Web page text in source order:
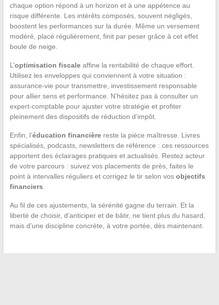
chaque option répond à un horizon et à une appétence au
risque différente. Les intérêts composés, souvent négligés,
boostent les performances sur la durée. Même un versement
modéré, placé régulièrement, finit par peser grâce à cet effet
boule de neige.
L’optimisation fiscaleaffine la rentabilité de chaque effort.
Utilisez les enveloppes qui conviennent à votre situation :
assurance-vie pour transmettre, investissement responsable
pour allier sens et performance. N’hésitez pas à consulter un
expert-comptable pour ajuster votre stratégie et profiter
pleinement des dispositifs de réduction d’impôt.
Enfin, l’éducation financièrereste la pièce maîtresse. Livres
spécialisés, podcasts, newsletters de référence : ces ressources
apportent des éclairages pratiques et actualisés. Restez acteur
de votre parcours : suivez vos placements de près, faites le
point à intervalles réguliers et corrigez le tir selon vos objectifs
financiers
Au fil de ces ajustements, la sérénité gagne du terrain. Et la
liberté de choisir, d’anticiper et de bâtir, ne tient plus du hasard,
mais d’une discipline concrète, à votre portée, dès maintenant.